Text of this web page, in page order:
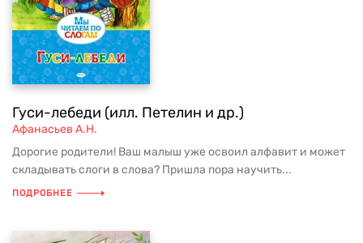
Гуси-лебеди (илл. Петелин и др.)
Афанасьев А.Н.
Дорогие родители! Ваш малыш уже освоил алфавит и может
складывать слоги в слова? Пришла пора научить...
ПОДРОБНЕЕ